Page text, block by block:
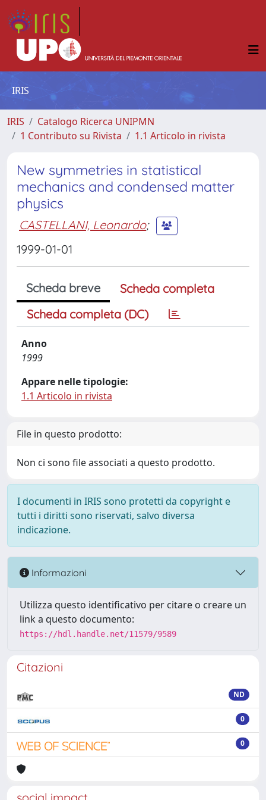
IRIS
IRIS
Catalogo Ricerca UNIPMN
1 Contributo su Rivista
1.1 Articolo in rivista
New symmetries in statistical
mechanics and condensed matter
physics
CASTELLANI, Leonardo;
1999-01-01
Scheda breve
Scheda completa
Scheda completa (DC)
Anno
1999
Appare nelle tipologie:
1.1 Articolo in rivista
File in questo prodotto:
Non ci sono file associati a questo prodotto.
I documenti in IRIS sono protetti da copyright e
tutti i diritti sono riservati, salvo diversa
indicazione.
Informazioni
Utilizza questo identificativo per citare o creare un
link a questo documento:
https://hdl.handle.net/11579/9589
Citazioni
ND
0
0